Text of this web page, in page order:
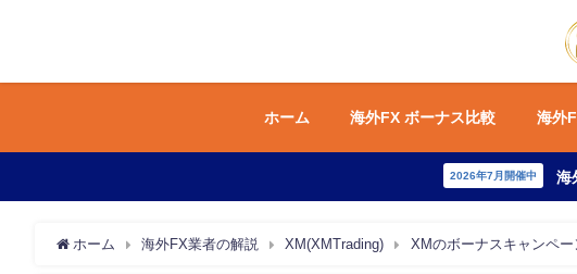
ホーム 海外FX ボーナス比較 海外
2026年7月開催中 海
ホーム 海外FX業者の解説 XM(XMTrading) XMのボーナスキャンペ